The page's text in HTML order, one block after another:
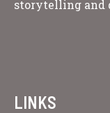
storytelling and
LINKS